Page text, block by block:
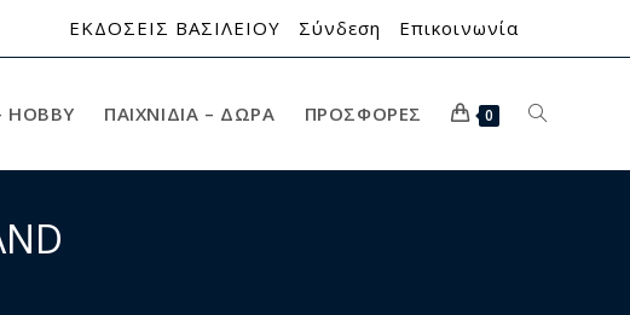
ΕΚΔΟΣΕΙΣ ΒΑΣΙΛΕΙΟΥ Σύνδεση Επικοινωνία
ΠΑΙΧΝΊΔΙΑ – ΔΏΡΑ ΠΡΟΣΦΟΡΈΣ 0